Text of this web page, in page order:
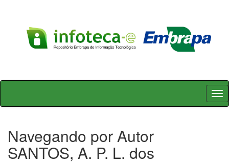
Skip
Navegando por Autor
SANTOS, A. P. L. dos